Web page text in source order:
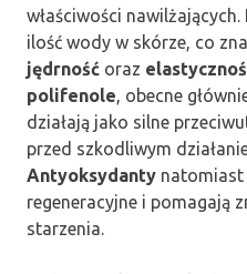
właściwości
ilość wody w skórze, co
jędrność oraz
polifenole , obecne
działają jako silne
przed szkodliwym
Antyoksydanty natomiast
regeneracyjne i pomagają
starzenia.